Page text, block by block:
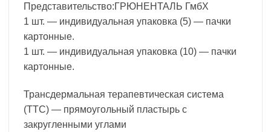
Представительство:ГРЮНЕНТАЛЬ ГмбХ
1 шт. — индивидуальная упаковка (5) — пачки
картонные.
1 шт. — индивидуальная упаковка (10) — пачки
картонные.
Трансдермальная терапевтическая система
(ТТС) — прямоугольный пластырь с
закругленными углами